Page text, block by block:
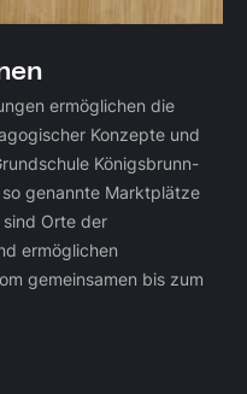
ermöglichen die
Konzepte und
Königsbrunn-
genannte Marktplätze
sind Orte der
ermöglichen
gemeinsamen bis zum